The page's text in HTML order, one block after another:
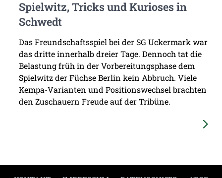
Spielwitz, Tricks und Kurioses in
Schwedt
Das Freundschaftsspiel bei der SG Uckermark war
das dritte innerhalb dreier Tage. Dennoch tat die
Belastung früh in der Vorbereitungsphase dem
Spielwitz der Füchse Berlin kein Abbruch. Viele
Kempa-Varianten und Positionswechsel brachten
den Zuschauern Freude auf der Tribüne.